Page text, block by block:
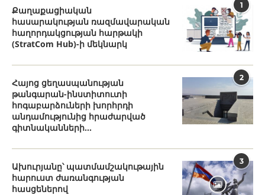
1
Քաղաքացիական
հասարակության ռազմավարական
հաղորդակցության հարթակի
(StratCom Hub)-ի մեկնարկ
2
Հայոց ցեղասպանության
թանգարան-ինստիտուտի
հոգաբարձուների խորհրդի
անդամությունից հրաժարված
գիտնականների...
3
Ախուրյանը՝ պատմամշակութային
հարուստ ժառանգության
հասցեներով